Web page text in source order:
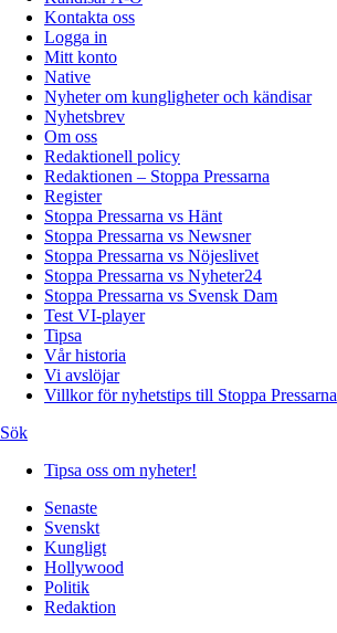
Kontakta oss
Logga in
Mitt konto
Native
Nyheter om kungligheter och kändisar
Nyhetsbrev
Om oss
Redaktionell policy
Redaktionen – Stoppa Pressarna
Register
Stoppa Pressarna vs Hänt
Stoppa Pressarna vs Newsner
Stoppa Pressarna vs Nöjeslivet
Stoppa Pressarna vs Nyheter24
Stoppa Pressarna vs Svensk Dam
Test VI-player
Tipsa
Vår historia
Vi avslöjar
Villkor för nyhetstips till Stoppa Pressarna
Sök
Tipsa oss om nyheter!
Senaste
Svenskt
Kungligt
Hollywood
Politik
Redaktion